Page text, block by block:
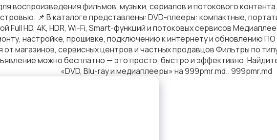
воспроизведения фильмов, музыки, сериалов и потокового
📌 В каталоге представлены: DVD-плееры: компактные,
Full HD, 4K, HDR, Wi-Fi, Smart-функций и потоковых сервисов
настройке, прошивке, подключению к интернету и обновлению
магазинов, сервисных центров и частных продавцов Фильтры по
можно бесплатно — это просто, быстро и эффективно.
«DVD, Blu-ray и медиаплееры» на 999pmr.md.. 999pmr.md